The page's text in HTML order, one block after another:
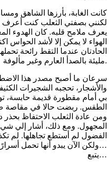
كانت الغابة، بأرزها الشاهق
لكنني بصفتي الثعلب كنت أعرف
يعرف ملامح قلبه. كان الهدوء
الهواء لا يمكن إلا لأشد
الحادتان عندما التقط رائحة
مليئة بالصدأ العارم وغير مألوفة.
سرعان ما أصبح مصدر هذا
والأشجار، تحجبه الشجيرات
بي أمام مقطورة قديمة
الطقس. ربضت حالا في مقاصة
ومن عادة الثعلب الاحتفاظ
المجهول. ومع ذلك، أشار إلي
الفضول لم أستطع تجاهلها. لم
ولكن الآن يبدو أنها تحمل أسرارًا، بيد أني كنت مصممًا على كشفها…
يتبع…